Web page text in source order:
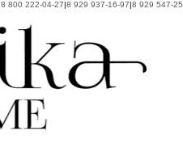
8 800 222-04-27|8 929 937-16-97|8 929 547-